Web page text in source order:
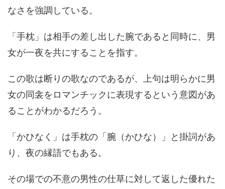
なさを強調している。
「手枕」は相手の差し出した腕であると同時に、男
女が一夜を共にすることを指す。
この歌は断りの歌なのであるが、上句は明らかに男
女の同衾をロマンチックに表現するという意図があ
ることがわかるだろう。
「かひなく」は手枕の「腕（かひな）」と掛詞があ
り、夜の縁語でもある。
その場での不意の男性の仕草に対して返した優れた